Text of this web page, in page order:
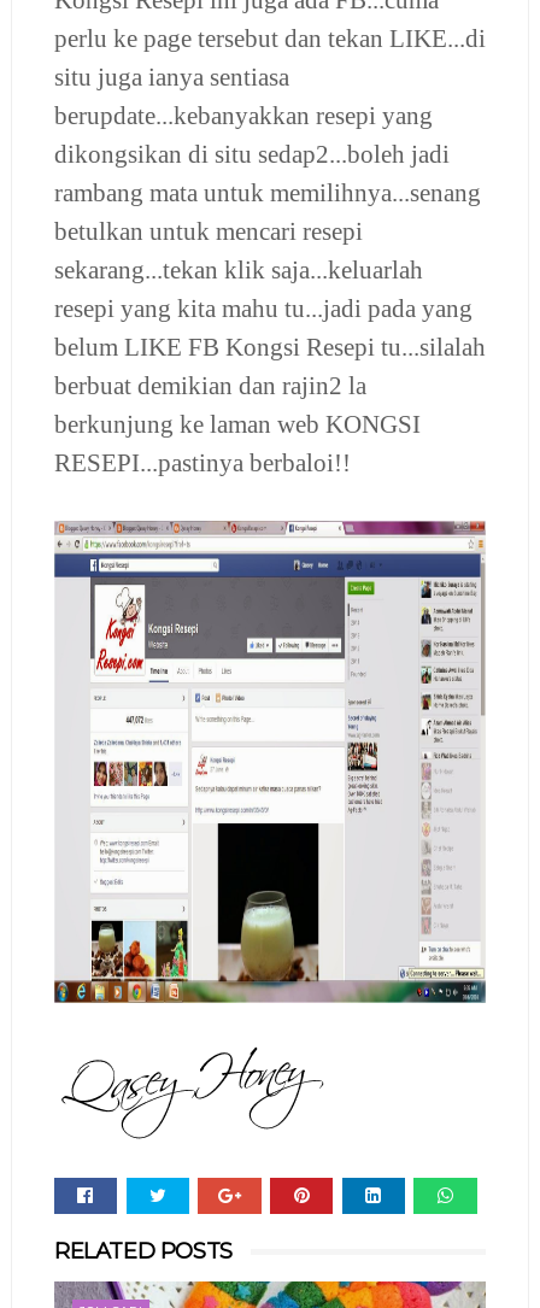
perlu ke page tersebut dan tekan LIKE...di
situ juga ianya sentiasa
berupdate...kebanyakkan resepi yang
dikongsikan di situ sedap2...boleh jadi
rambang mata untuk memilihnya...senang
betulkan untuk mencari resepi
sekarang...tekan klik saja...keluarlah
resepi yang kita mahu tu...jadi pada yang
belum LIKE FB Kongsi Resepi tu...silalah
berbuat demikian dan rajin2 la
berkunjung ke laman web KONGSI
RESEPI...pastinya berbaloi!!
RELATED POSTS